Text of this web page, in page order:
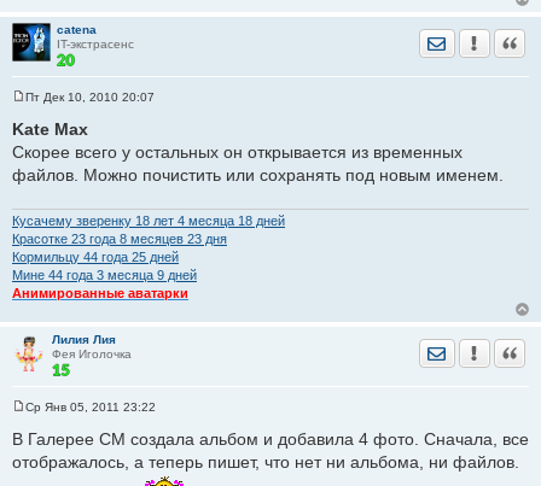
catena
IT-экстрасенс
Отправить
о
б
е
и
е
Пт Дек 10, 2010 20:07
Kate Max
Скорее всего у остальных он открывается из временных
файлов. Можно почистить или сохранять под новым именем.
Кусачему зверенку 18 лет 4 месяца 18 дней
Красотке 23 годa 8 месяцев 23 дня
Кормильцу 44 годa 25 дней
Мине 44 годa 3 месяца 9 дней
Анимированные аватарки
Лилия Лия
Фея Иголочка
Отправить
о
о
б
Ср Янв 05, 2011 23:22
В Галерее СМ создала альбом и добавила 4 фото. Сначала, все
отображалось, а теперь пишет, что нет ни альбома, ни файлов.